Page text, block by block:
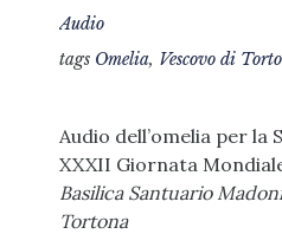
Audio
tags Omelia, Vescovo di
Audio dell’omelia per la
XXXII Giornata
Basilica Santuario
Tortona